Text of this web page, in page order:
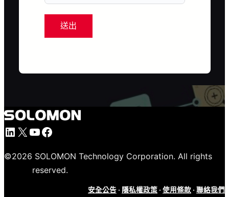
送出
LinkedIn
X YouTube
Facebook
©2026 SOLOMON Technology Corporation. All rights
reserved.
安全公告 · 隱私權政策 · 使用條款 · 聯絡我們